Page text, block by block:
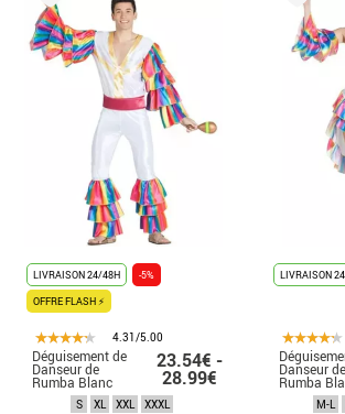
LIVRAISON 24/48H
-5%
OFFRE FLASH ⚡
4.31/5.00
Déguisement de
Danseur de
Rumba Blanc
pour homme
23.54€ -
28.99€
S XL XXL XXXL
LIVRAISON
Danseur de
Rumba
pour M-L